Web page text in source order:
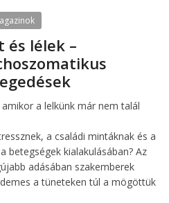
és lélek –
a lelkünk már nem talál
a családi mintáknak és a
betegségek kialakulásában? Az
adásában szakemberek
a tüneteken túl a mögöttük